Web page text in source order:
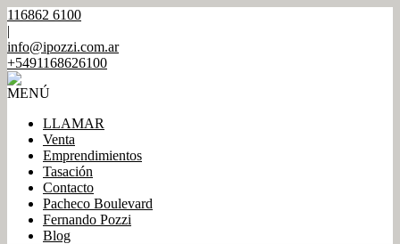
116862 6100
|
info@ipozzi.com.ar
+5491168626100
MENÚ
LLAMAR
Venta
Emprendimientos
Tasación
Contacto
Pacheco Boulevard
Fernando Pozzi
Blog